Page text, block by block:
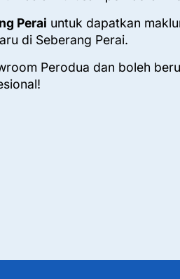
Perai untuk dapatkan
di Seberang Perai.
Perodua dan boleh